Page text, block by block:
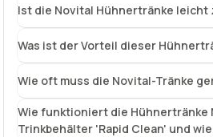
Ist die Novital Hühnertränke leicht
Was ist der Vorteil dieser
Wie oft muss die Novital-Tränke
Wie funktioniert die Hühnertränke
Trinkbehälter 'Rapid Clean' und